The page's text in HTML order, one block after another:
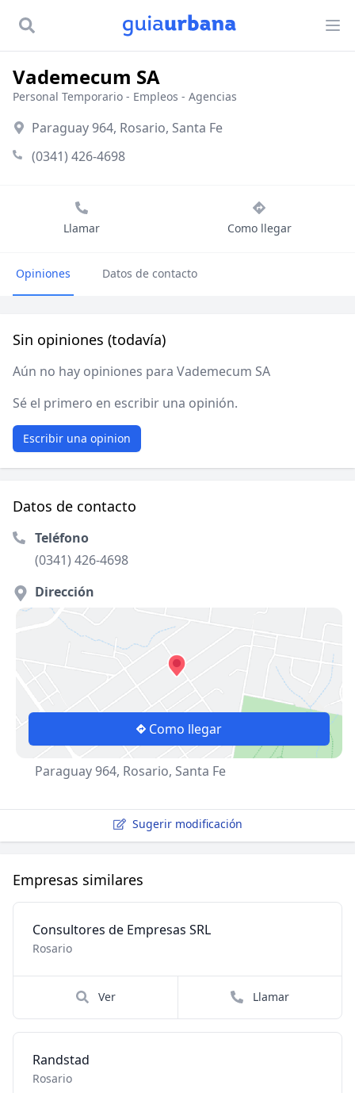
Vademecum SA
Personal Temporario - Empleos - Agencias
Paraguay 964, Rosario, Santa Fe
(0341) 426-4698
Llamar Como llegar
Opiniones Datos de contacto
Sin opiniones (todavía)
Aún no hay opiniones para Vademecum SA
Sé el primero en escribir una opinión.
Escribir una opinion
Datos de contacto
Teléfono
(0341) 426-4698
Dirección
Como llegar
Paraguay 964, Rosario, Santa Fe
Sugerir modificación
Empresas similares
Consultores de Empresas SRL
Rosario
Ver Llamar
Randstad
Rosario